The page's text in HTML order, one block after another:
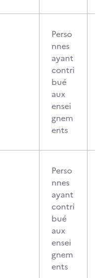
Perso
nnes
ayant
contri
bué
aux
ensei
gnem
ents
Perso
nnes
ayant
contri
bué
aux
ensei
gnem
ents